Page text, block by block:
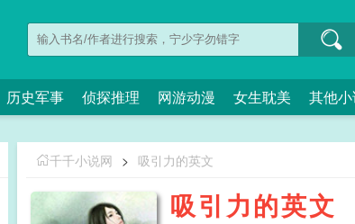
历史军事 侦探推理 网游动漫 女生耽美 其他
千千小说网 > 吸引力的英文
吸引力的英文